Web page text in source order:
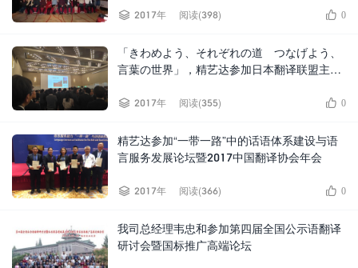
 2017年 阅读(398)  0
「きわめよう、それぞれの道 つなげよう、
言葉の世界」，精艺达参加日本翻译联盟主办
 2017年 阅读(355)  0
精艺达参加“一带一路”中的话语体系建设与语
言服务发展论坛暨2017中国翻译协会年会
 2017年 阅读(366)  0
我司总经理韦忠和参加第四届全国公示语翻译
研讨会暨国标推广高端论坛